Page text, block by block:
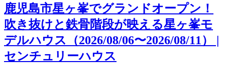
鹿児島市星ヶ峯でグランドオープン！
吹き抜けと鉄骨階段が映える星ヶ峯モ
デルハウス（2026/08/06〜2026/08/11） |
センチュリーハウス